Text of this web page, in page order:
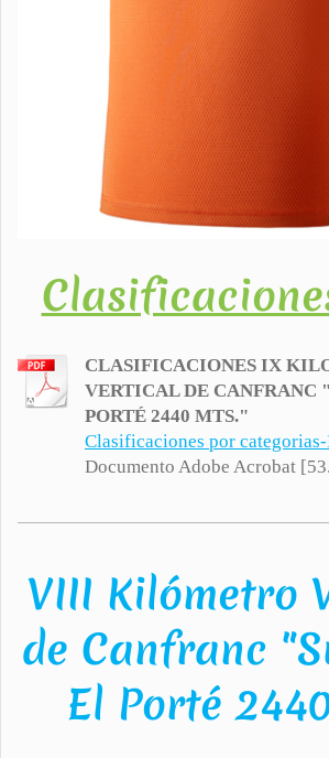
CLASIFICACIONES IX
VERTICAL DE CANFRANC
PORTÉ 2440 MTS."
Clasificaciones por
Documento Adobe Acrobat
VIII Kilómetro
de Canfranc
El Porté